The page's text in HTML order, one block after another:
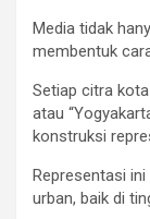
Media tidak
membentuk
Setiap citra
atau
konstruksi
Representasi
urban, baik di